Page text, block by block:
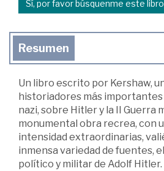
Sí, por favor búsquenme este libro
Resumen
Un libro escrito por Kershaw,
historiadores más
nazi, sobre Hitler y la II Guerra
monumental obra recrea, con
intensidad extraordinarias,
inmensa variedad de fuentes,
político y militar de Adolf Hitler.